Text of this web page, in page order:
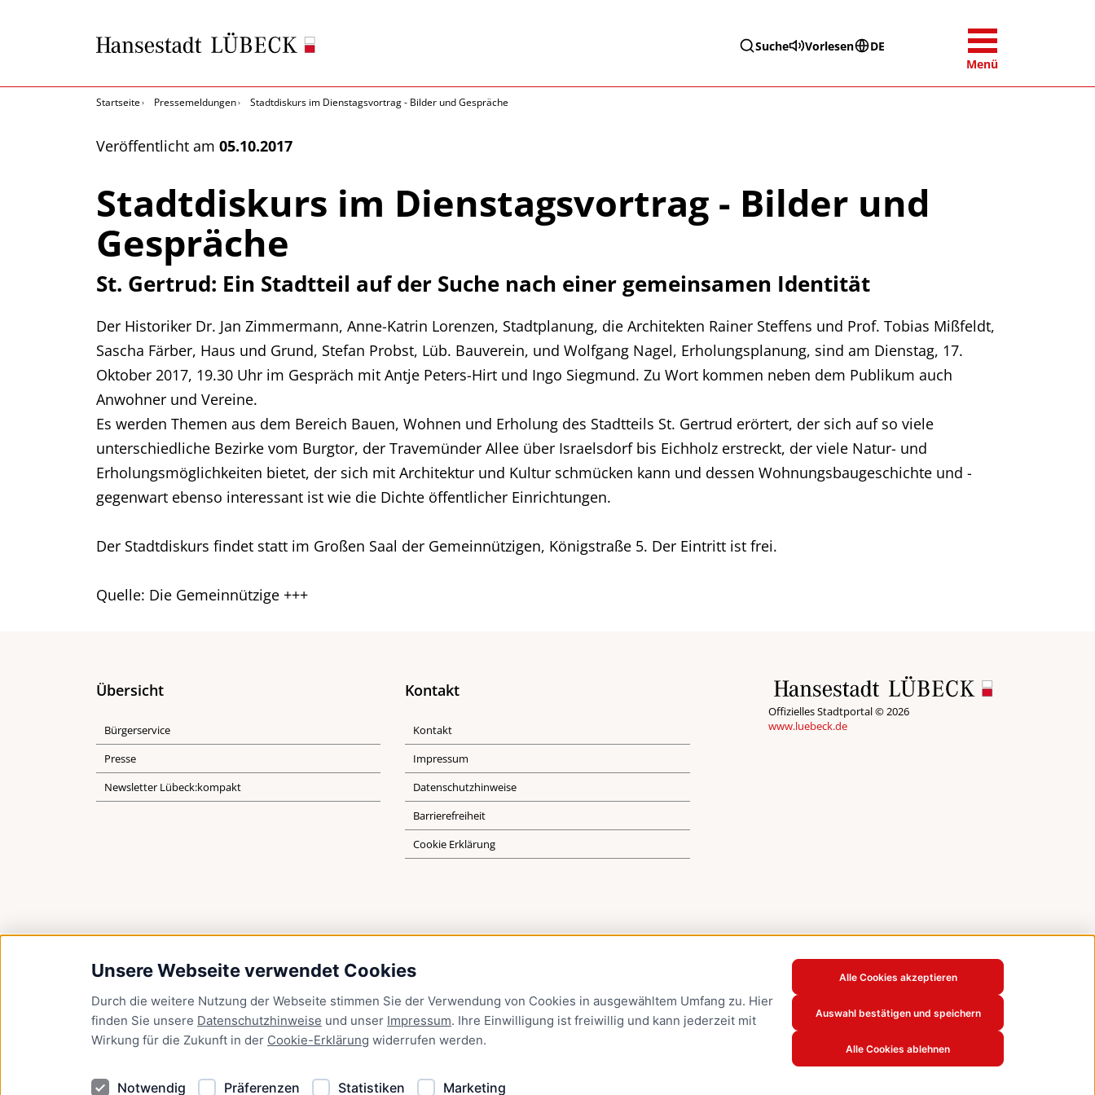
Unsere Webseite verwendet Cookies
Durch die weitere Nutzung der Webseite stimmen Sie der Verwendung von Cookies in ausgewähltem Umfang zu. Hier
finden Sie unsere Datenschutzhinweise und unser Impressum. Ihre Einwilligung ist freiwillig und kann jederzeit mit
Wirkung für die Zukunft in der Cookie-Erklärung widerrufen werden.
Notwendig Präferenzen Statistiken Marketing
Alle Cookies akzeptieren
Auswahl bestätigen und speichern
Alle Cookies ablehnen
Suche Vorlesen
DE
Menü
Startseite Pressemeldungen Stadtdiskurs im Dienstagsvortrag - Bilder und Gespräche
Veröffentlicht am 05.10.2017
Stadtdiskurs im Dienstagsvortrag - Bilder und
Gespräche
St. Gertrud: Ein Stadtteil auf der Suche nach einer gemeinsamen Identität
Der Historiker Dr. Jan Zimmermann, Anne-Katrin Lorenzen, Stadtplanung, die Architekten Rainer Steffens und Prof. Tobias Mißfeldt,
Sascha Färber, Haus und Grund, Stefan Probst, Lüb. Bauverein, und Wolfgang Nagel, Erholungsplanung, sind am Dienstag, 17.
Oktober 2017, 19.30 Uhr im Gespräch mit Antje Peters-Hirt und Ingo Siegmund. Zu Wort kommen neben dem Publikum auch
Anwohner und Vereine.
Es werden Themen aus dem Bereich Bauen, Wohnen und Erholung des Stadtteils St. Gertrud erörtert, der sich auf so viele
unterschiedliche Bezirke vom Burgtor, der Travemünder Allee über Israelsdorf bis Eichholz erstreckt, der viele Natur- und
Erholungsmöglichkeiten bietet, der sich mit Architektur und Kultur schmücken kann und dessen Wohnungsbaugeschichte und -
gegenwart ebenso interessant ist wie die Dichte öffentlicher Einrichtungen.
Der Stadtdiskurs findet statt im Großen Saal der Gemeinnützigen, Königstraße 5. Der Eintritt ist frei.
Quelle: Die Gemeinnützige +++
Übersicht
Bürgerservice
Presse
Newsletter Lübeck:kompakt
Kontakt
Kontakt
Impressum
Datenschutzhinweise
Barrierefreiheit
Cookie Erklärung
Offizielles Stadtportal © 2026
www.luebeck.de